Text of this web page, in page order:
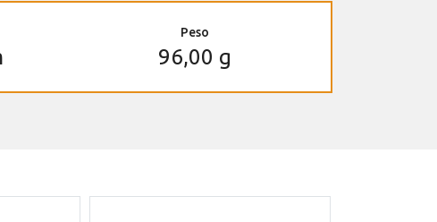
Peso
96,00 g